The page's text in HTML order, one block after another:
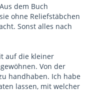
dem Buch
ohne Reliefstäbchen
Sonst alles nach
auf die kleiner
Von der
handhaben. Ich habe
lassen, mit welcher